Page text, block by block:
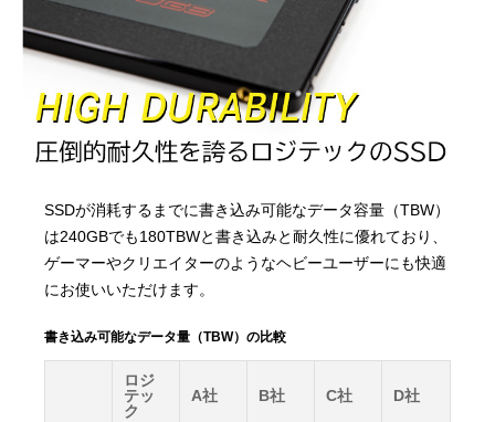
SSDが消耗するまでに書き込み可能なデータ容量（TBW）
は240GBでも180TBWと書き込みと耐久性に優れており、
ゲーマーやクリエイターのようなヘビーユーザーにも快適
にお使いいただけます。
書き込み可能なデータ量（TBW）の比較
ロジ
テッ
ク
A社 B社 C社 D社